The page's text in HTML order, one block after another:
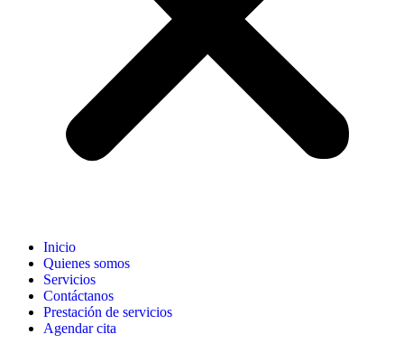
Inicio
Quienes somos
Servicios
Contáctanos
Prestación de servicios
Agendar cita